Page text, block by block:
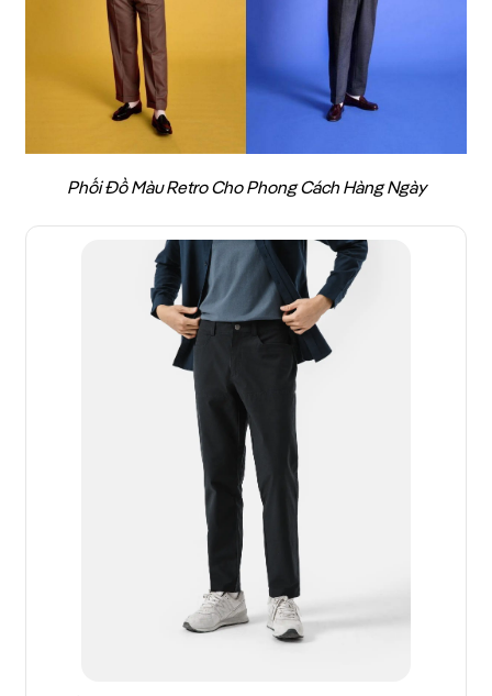
Phối Đồ Màu Retro Cho Phong Cách Hàng Ngày